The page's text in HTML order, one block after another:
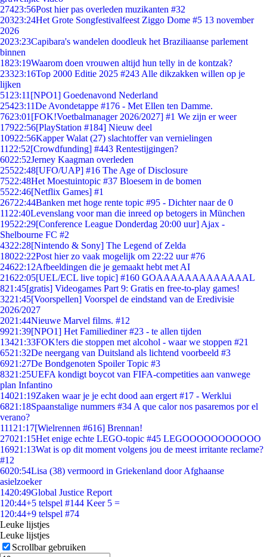
27423:56Post hier pas overleden muzikanten #32
20323:24Het Grote Songfestivalfeest Ziggo Dome #5 13 november
2026
2023:23Capibara's wandelen doodleuk het Braziliaanse parlement
binnen
1823:19Waarom doen vrouwen altijd hun telly in de kontzak?
23323:16Top 2000 Editie 2025 #243 Alle dikzakken willen op je
lijken
51 23:11 [NPO1] Goedenavond Nederland
25423:11De Avondetappe #176 - Met Ellen ten Damme.
7623:01 [FOK!Voetbalmanager 2026/2027] #1 We zijn er weer
17922:56[PlayStation #184] Nieuw deel
10922:56Kapper Walat (27) slachtoffer van vernielingen
11 22:52[Crowdfunding] #443 Rentestijgingen?
6022:52Jerney Kaagman overleden
25522:48[UFO/UAP] #16 The Age of Disclosure
7522:48Het Moestuintopic #37 Bloesem in de bomen
5522:46[Netflix Games] #1
26722:44Banken met hoge rente topic #95 - Dichter naar de 0
11 22:40Levenslang voor man die inreed op betogers in München
19522:29[Conference League Donderdag 20:00 uur] Ajax -
Shelbourne FC #2
4322:28[Nintendo & Sony] The Legend of Zelda
18022:22Post hier zo vaak mogelijk om 22:22 uur #76
24622:12Afbeeldingen die je gemaakt hebt met AI
21622:05[UEL/ECL live topic] #160 GOAAAAAAAAAAAAAL
821:45[gratis] Videogames Part 9: Gratis en free-to-play games!
3221:45[Voorspellen] Voorspel de eindstand van de Eredivisie
2026/2027
2021:44Nieuwe Marvel films. #12
9921:39[NPO1] Het Familiediner #23 - te allen tijden
13421:33FOK!ers die stoppen met alcohol - waar we stoppen #21
6521:32De neergang van Duitsland als lichtend voorbeeld #3
6921:27De Bondgenoten Spoiler Topic #3
8321:25UEFA kondigt boycot van FIFA-competities aan vanwege
plan Infantino
14021:19Zaken waar je je echt dood aan ergert #17 - Werklui
6821:18Spaanstalige nummers #34 A que calor nos pasaremos por el
verano?
111 21:17[Wielrennen #616] Brennan!
27021:15Het enige echte LEGO-topic #45 LEGOOOOOOOOOOO
16921:13Wat is op dit moment volgens jou de meest irritante reclame?
#12
6020:54Lisa (38) vermoord in Griekenland door Afghaanse
asielzoeker
1420:49Global Justice Report
1 20:44+5 telspel #144 Keer 5 =
1 20:44+9 telspel #74
Leuke lijstjes
Leuke lijstjes
Scrollbar gebruiken